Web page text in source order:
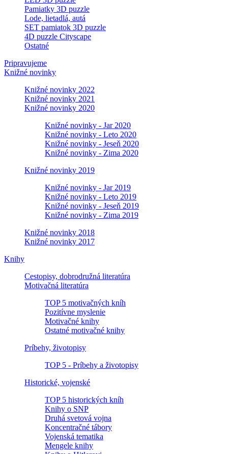
Pamiatky 3D puzzle
Lode, lietadlá, autá
SET pamiatok 3D puzzle
4D puzzle Cityscape
Ostatné
Pripravujeme
Knižné novinky
Knižné novinky 2022
Knižné novinky 2021
Knižné novinky 2020
Knižné novinky - Jar 2020
Knižné novinky - Leto 2020
Knižné novinky - Jeseň 2020
Knižné novinky - Zima 2020
Knižné novinky 2019
Knižné novinky - Jar 2019
Knižné novinky - Leto 2019
Knižné novinky - Jeseň 2019
Knižné novinky - Zima 2019
Knižné novinky 2018
Knižné novinky 2017
Knihy
Cestopisy, dobrodružná literatúra
Motivačná literatúra
TOP 5 motivačných kníh
Pozitívne myslenie
Motivačné knihy
Ostatné motivačné knihy
Príbehy, životopisy
TOP 5 - Príbehy a životopisy
Historické, vojenské
TOP 5 historických kníh
Knihy o SNP
Druhá svetová vojna
Koncentračné tábory
Vojenská tematika
Mengele knihy